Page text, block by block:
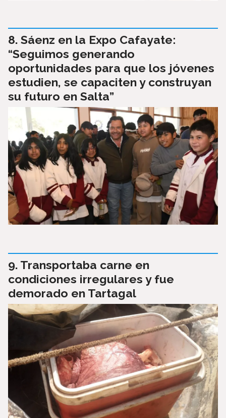
Sáenz en la Expo Cafayate:
“Seguimos generando
oportunidades para que los jóvenes
estudien, se capaciten y construyan
su futuro en Salta”
Transportaba carne en
condiciones irregulares y fue
demorado en Tartagal